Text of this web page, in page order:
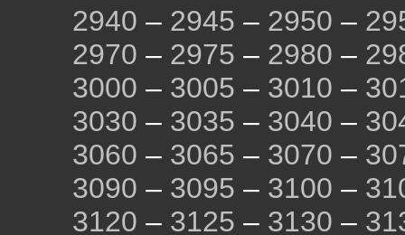
2940 – 2945 – 2950 –
2970 – 2975 – 2980 –
3000 – 3005 – 3010 –
3030 – 3035 – 3040 –
3060 – 3065 – 3070 –
3090 – 3095 – 3100 –
3120 – 3125 – 3130 –